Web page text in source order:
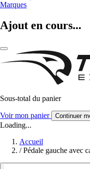
Marques
Ajout en cours...
Sous-total du panier
Voir mon panier Continuer
Loading...
Accueil
/ Pédale gauche avec